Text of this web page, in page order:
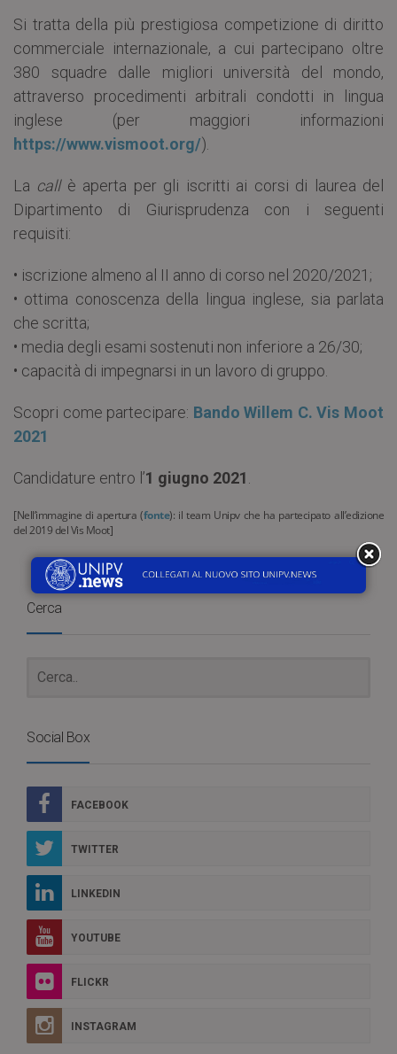
Si tratta della più prestigiosa competizione di diritto
commerciale internazionale, a cui partecipano oltre
380 squadre dalle migliori università del mondo,
attraverso procedimenti arbitrali condotti in lingua
inglese (per maggiori informazioni
https://www.vismoot.org/).
La callè aperta per gli iscritti ai corsi di laurea del
Dipartimento di Giurisprudenza con i seguenti
requisiti:
• iscrizione almeno al II anno di corso nel 2020/2021;
• ottima conoscenza della lingua inglese, sia parlata
che scritta;
• media degli esami sostenuti non inferiore a 26/30;
• capacità di impegnarsi in un lavoro di gruppo.
Scopri come partecipare: Bando Willem C. Vis Moot
2021
Candidature entro l’1 giugno 2021.
[Nell’immagine di apertura (fonte): il team Unipv che ha partecipato all’edizione
del 2019 del Vis Moot]
Cerca
Social Box
FACEBOOK
TWITTER
LINKEDIN
YOUTUBE
FLICKR
INSTAGRAM